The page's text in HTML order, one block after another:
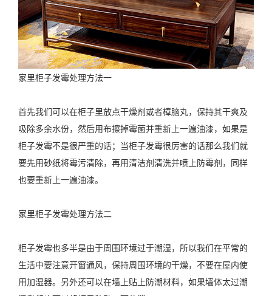
家里柜子发霉处理方法一
首先我们可以在柜子里放点干燥剂或者樟脑丸，保持其干爽及
吸除多余水份，然后用布擦掉霉菌并重新上一遍油漆，如果是
柜子发霉不是很严重的话；当柜子发霉很厉害的话那么我们就
要先用砂纸将霉污清除，再用清洁剂清洗并喷上防霉剂，同样
也要重新上一遍油漆。
家里柜子发霉处理方法二
柜子发霉也多半是由于周围环境过于潮湿，所以我们在平常的
生活中要注意开窗通风，保持周围环境的干燥，不要在屋内使
用加湿器。另外还可以在墙上贴上防潮材料，如果墙体太过潮